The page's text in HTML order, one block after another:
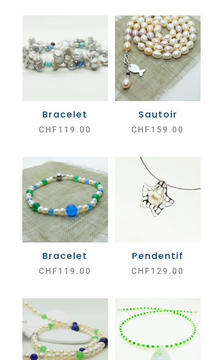
Bracelet
CHF 119.00
Sautoir
CHF 159.00
Bracelet
CHF 119.00
Pendentif
CHF 129.00